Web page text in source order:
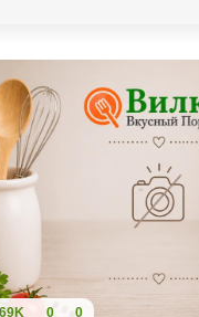
0 0